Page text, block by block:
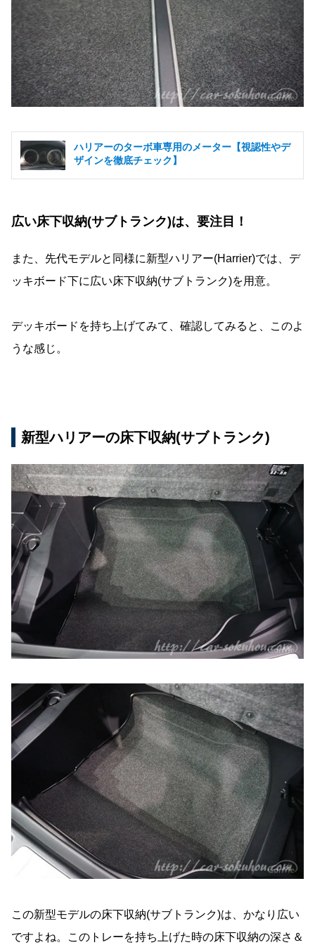
ハリアーのターボ車専用のメーター【視認性やデ
ザインを徹底チェック】
広い床下収納(サブトランク)は、要注目！
また、先代モデルと同様に新型ハリアー(Harrier)では、デ
ッキボード下に広い床下収納(サブトランク)を用意。
デッキボードを持ち上げてみて、確認してみると、このよ
うな感じ。
新型ハリアーの床下収納(サブトランク)
この新型モデルの床下収納(サブトランク)は、かなり広い
ですよね。このトレーを持ち上げた時の床下収納の深さ＆